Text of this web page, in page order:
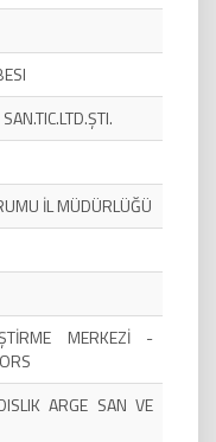
İL MÜDÜRLÜĞÜ
MERKEZİ -
ARGE SAN VE